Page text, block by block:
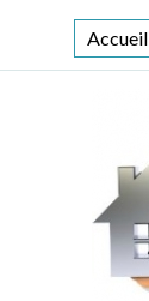
Accueil